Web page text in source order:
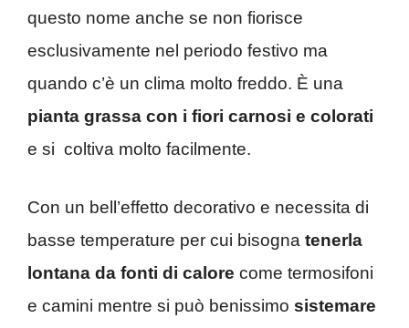
questo nome anche se non fiorisce
esclusivamente nel periodo festivo ma
quando c’è un clima molto freddo. È una
pianta grassa con i fiori carnosi e colorati
e si coltiva molto facilmente.
Con un bell’effetto decorativo e necessita di
basse temperature per cui bisogna tenerla
lontana da fonti di calore come termosifoni
e camini mentre si può benissimo sistemare